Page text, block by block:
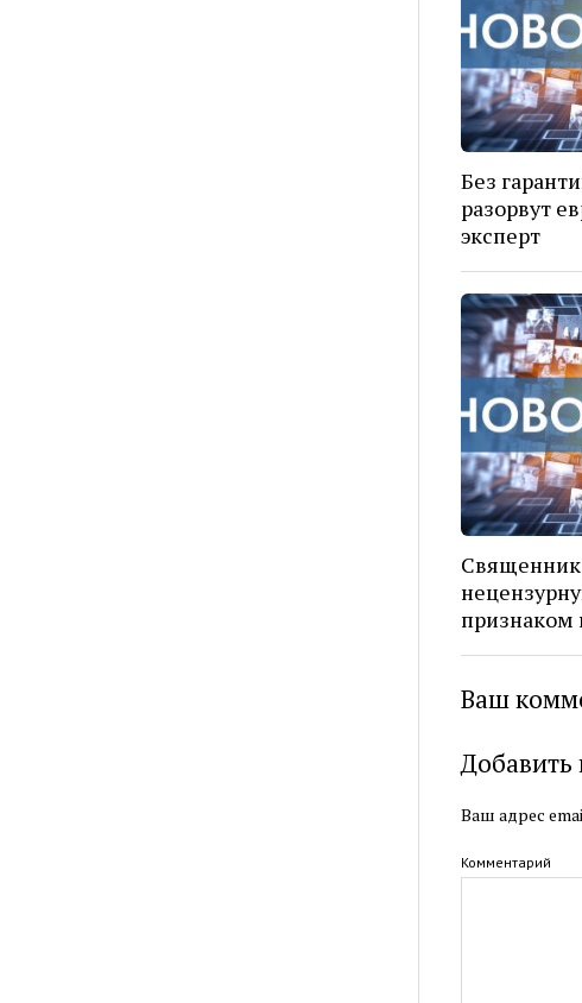
Без
разорвут
эксперт
Священник
признаком
Ваш
Ваш адрес
Комментарий